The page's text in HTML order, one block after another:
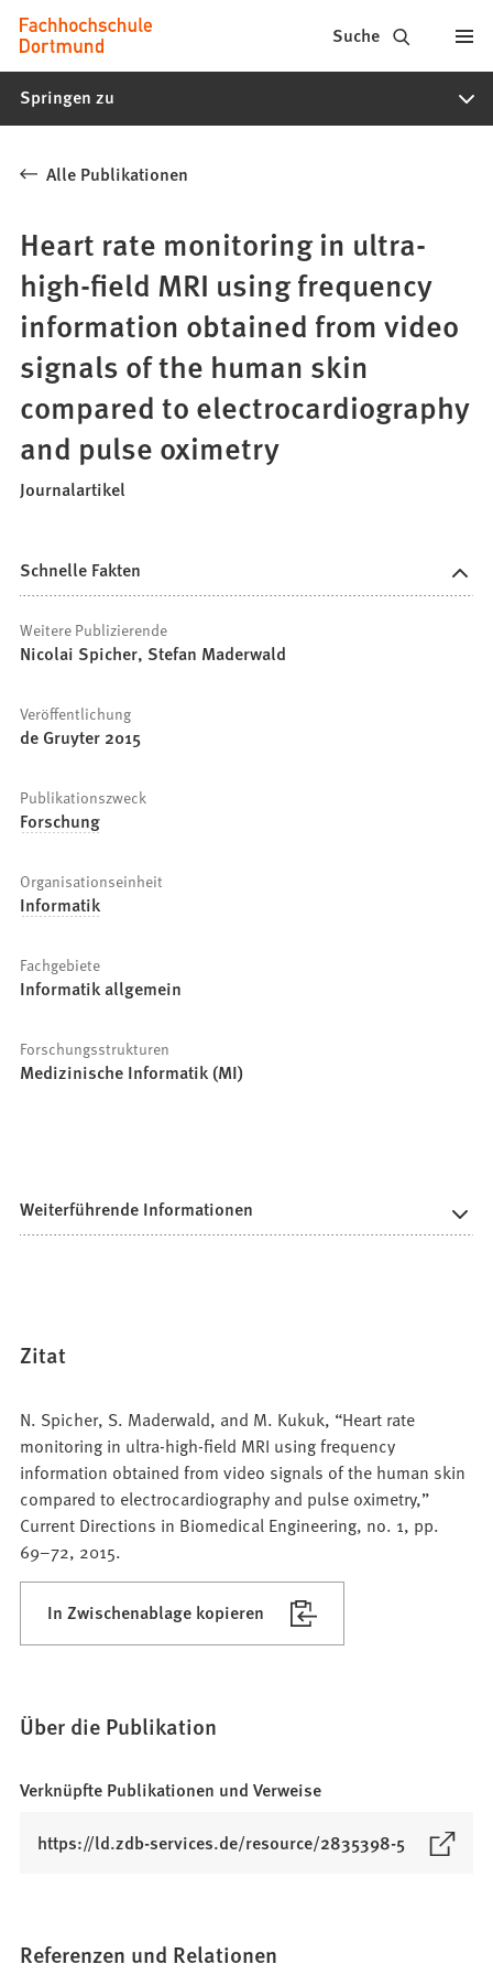
Inhalt anspringen
Fachhochschule
Dortmund
-
Studiengänge,
Bewerbung
Suche
Springen zu
Alle Publikationen
Heart rate monitoring in ultra-
high-field MRI using frequency
information obtained from video
signals of the human skin
compared to electrocardiography
and pulse oximetry
Journalartikel
Schnelle Fakten
Weitere Publizierende
Nicolai Spicher, Stefan Maderwald
Veröffentlichung
de Gruyter 2015
Publikationszweck
Forschung
Organisationseinheit
Informatik
Fachgebiete
Informatik allgemein
Forschungsstrukturen
Medizinische Informatik (MI)
Weiterführende Informationen
Zitat
N. Spicher, S. Maderwald, and M. Kukuk, “Heart rate
monitoring in ultra-high-field MRI using frequency
information obtained from video signals of the human skin
compared to electrocardiography and pulse oximetry,”
Current Directions in Biomedical Engineering, no. 1, pp.
69–72, 2015.
In Zwischenablage kopieren
Über die Publikation
Verknüpfte Publikationen und Verweise
https://ld.zdb-services.de/resource/2835398-5
n
Referenzen und Relationen